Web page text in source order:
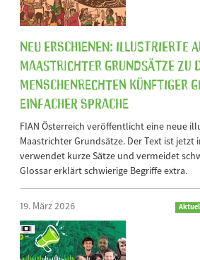
Neu erschienen: Illustrierte
Maastrichter Grundsätze zu
Menschenrechten künftiger
Einfacher Sprache
FIAN Österreich veröffentlicht eine neue
Maastrichter Grundsätze. Der Text ist jetzt
verwendet kurze Sätze und vermeidet
Glossar erklärt schwierige Begriffe extra.
19. März 2026